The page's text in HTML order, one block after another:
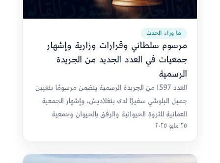
ما وراء الحدث
مرسوم سلطاني وقرارات وزارية وإشهار
جمعيات في العدد الجديد من الجريدة
الرسمية
العدد 1597 من الجريدة الرسمية يتضمن مرسومًا بتعيين
جميل البلوشي سفيرًا لدى بنغلاديش، وإشهار الجمعية
العمانية للثروة الحيوانية والرفق بالحيوان وجمعية
المعماريين
٢٥ مايو ٢٠٢٥